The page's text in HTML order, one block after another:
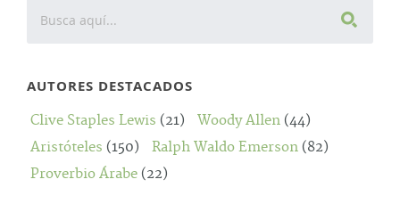
AUTORES DESTACADOS
Clive Staples Lewis (21) Woody Allen (44)
Aristóteles (150) Ralph Waldo Emerson (82)
Proverbio Árabe (22)